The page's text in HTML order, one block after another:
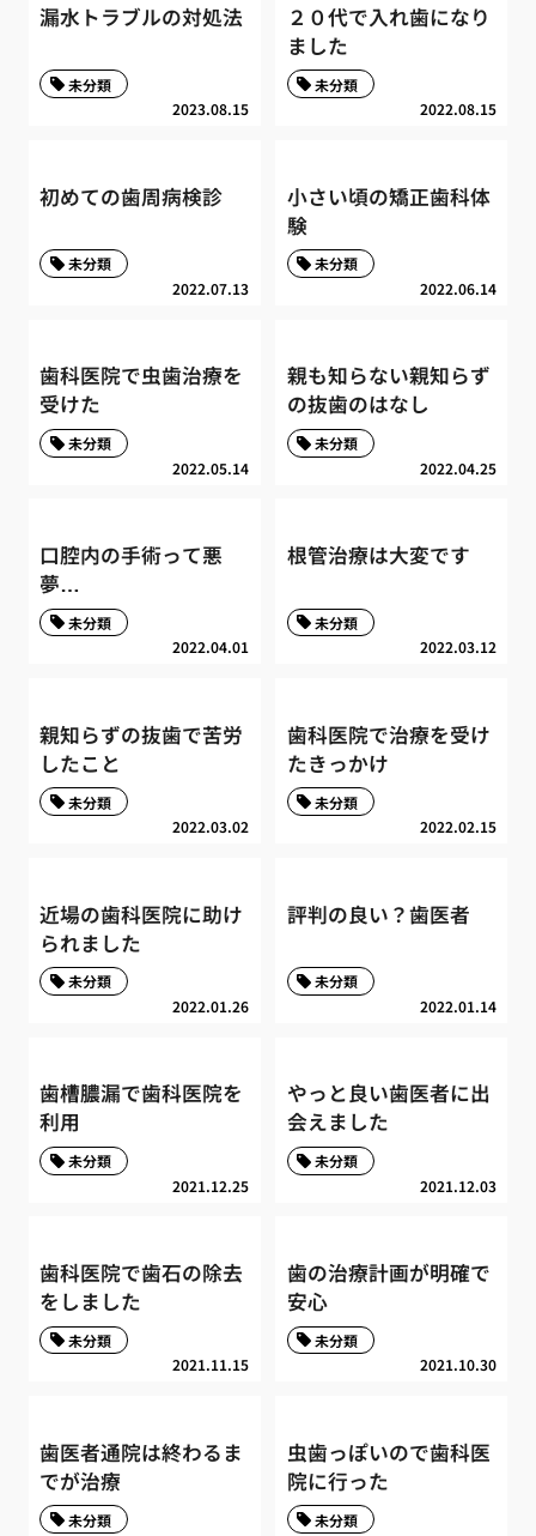
漏水トラブルの対処法
2023.08.15
未分類
２０代で入れ歯になり
ました
2022.08.15
未分類
初めての歯周病検診
2022.07.13
未分類
小さい頃の矯正歯科体
験
2022.06.14
未分類
歯科医院で虫歯治療を
受けた
2022.05.14
未分類
親も知らない親知らず
の抜歯のはなし
2022.04.25
未分類
口腔内の手術って悪
夢…
2022.04.01
未分類
根管治療は大変です
2022.03.12
未分類
親知らずの抜歯で苦労
したこと
2022.03.02
未分類
歯科医院で治療を受け
たきっかけ
2022.02.15
未分類
近場の歯科医院に助け
られました
2022.01.26
未分類
評判の良い？歯医者
2022.01.14
未分類
歯槽膿漏で歯科医院を
利用
2021.12.25
未分類
やっと良い歯医者に出
会えました
2021.12.03
未分類
歯科医院で歯石の除去
をしました
2021.11.15
未分類
歯の治療計画が明確で
安心
2021.10.30
未分類
歯医者通院は終わるま
でが治療
未分類
虫歯っぽいので歯科医
院に行った
未分類